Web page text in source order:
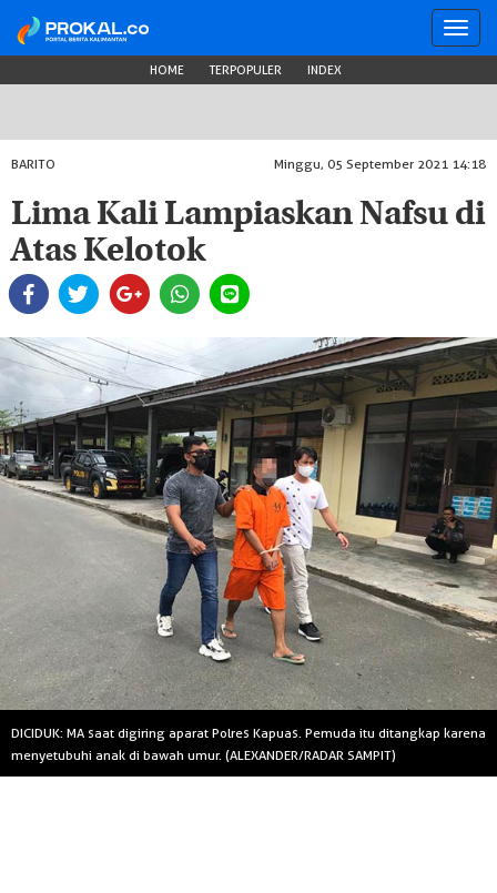
HOME TERPOPULER INDEX
BARITO Minggu, 05 September 2021 14:18
Lima Kali Lampiaskan Nafsu di
Atas Kelotok
DICIDUK: MA saat digiring aparat Polres Kapuas. Pemuda itu ditangkap karena
menyetubuhi anak di bawah umur. (ALEXANDER/RADAR SAMPIT)